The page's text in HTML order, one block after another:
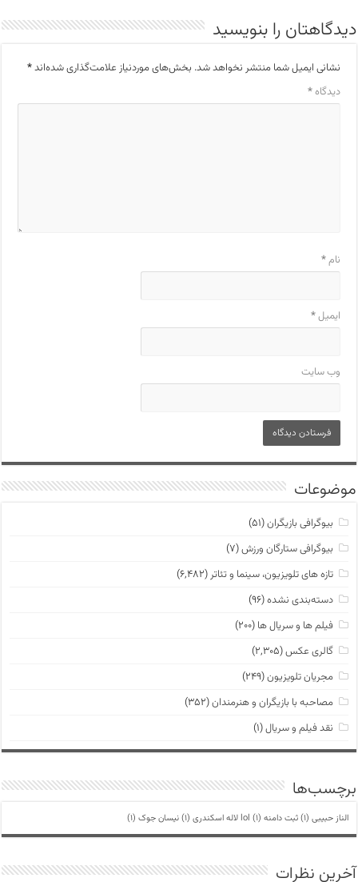
دیدگاهتان را بنویسید
نشانی ایمیل شما منتشر نخواهد شد. بخش‌های موردنیاز علامت‌گذاری شده‌اند*
دیدگاه*
نام*
ایمیل*
وب‌ سایت
موضوعات
بیوگرافی بازیگران(۵۱)
بیوگرافی ستارگان ورزش(۷)
تازه های تلویزیون، سینما و تئاتر (۶,۴۸۲)
دسته‌بندی نشده(۹۶)
فیلم ها و سریال ها (۲۰۰)
گالری عکس(۲,۳۰۵)
مجریان تلویزیون(۲۴۹)
مصاحبه با بازیگران و هنرمندان(۳۵۲)
نقد فیلم و سریال(۱)
برچسب‌ها
الناز حبیبی (1) ثبت دامنه lol (1) لاله اسکندری (1) نیسان جوک (1)
آخرین نظرات